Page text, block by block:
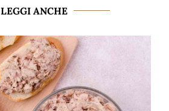
LEGGI ANCHE